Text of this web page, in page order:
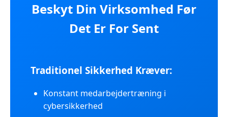
Beskyt Din Virksomhed Før
Det Er For Sent
Traditionel Sikkerhed Kræver:
Konstant medarbejdertræning i
cybersikkerhed